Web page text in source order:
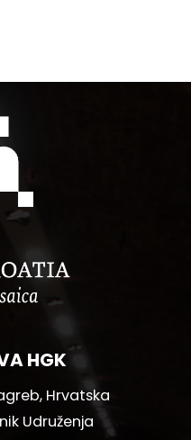
HGK
Hrvatska
Udruženja